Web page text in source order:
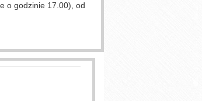
o godzinie 17.00), od